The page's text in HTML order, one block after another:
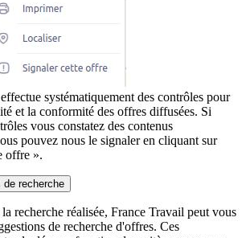
systématiquement des contrôles pour
et la conformité des offres diffusées. Si
vous constatez des contenus
pouvez nous le signaler en cliquant sur
offre ».
recherche
recherche réalisée, France Travail peut vous
de recherche d'offres. Ces